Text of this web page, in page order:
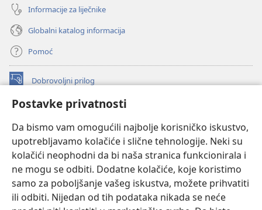
Postavke privatnosti
Da bismo vam omogućili najbolje korisničko iskustvo,
upotrebljavamo kolačiće i slične tehnologije. Neki su
kolačići neophodni da bi naša stranica funkcionirala i
ne mogu se odbiti. Dodatne kolačiće, koje koristimo
samo za poboljšanje vašeg iskustva, možete prihvatiti
ili odbiti. Nijedan od tih podataka nikada se neće
Informacije za liječnike
Globalni katalog informacija
Pomoć
Dobrovoljni prilog
(otvara
novi
INTERNETSKA BIBLIOTEKA Watchtower
se
novi
prozor)
JW Hub
(otvara
se
novi
JW Library
Watchtower Library